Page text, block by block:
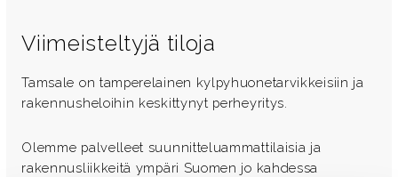
Viimeisteltyjä tiloja
Tamsale on tamperelainen kylpyhuonetarvikkeisiin ja
rakennusheloihin keskittynyt perheyritys.
Olemme palvelleet suunnitteluammattilaisia ja
rakennusliikkeitä ympäri Suomen jo kahdessa